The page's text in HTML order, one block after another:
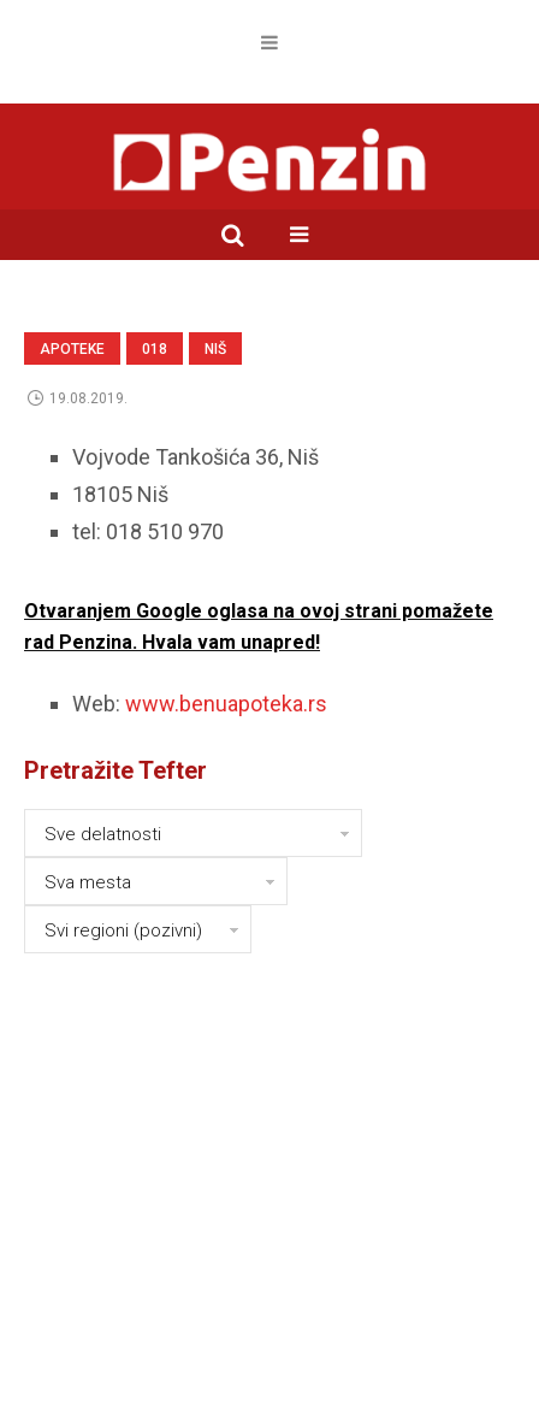
APOTEKE 018 NIŠ
19.08.2019.
Vojvode Tankošića 36, Niš
18105 Niš
tel: 018 510 970
Otvaranjem Google oglasa na ovoj strani pomažete
rad Penzina. Hvala vam unapred!
Web: www.benuapoteka.rs
Pretražite Tefter